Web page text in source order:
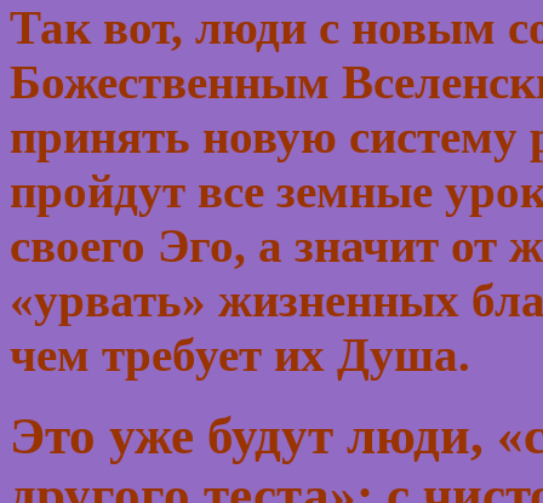
Так вот, люди с новым
Божественным
принять новую систему
пройдут все земные
своего Эго, а значит от
«урвать» жизненных
чем требует их Душа.
Это уже будут люди,